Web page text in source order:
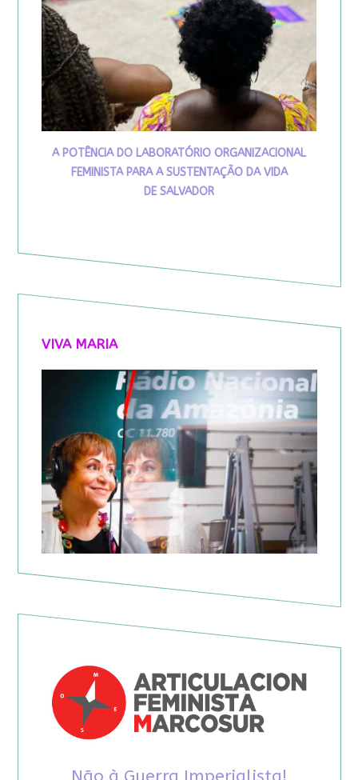
A POTÊNCIA DO LABORATÓRIO ORGANIZACIONAL
FEMINISTA PARA A SUSTENTAÇÃO DA VIDA
DE SALVADOR
VIVA MARIA